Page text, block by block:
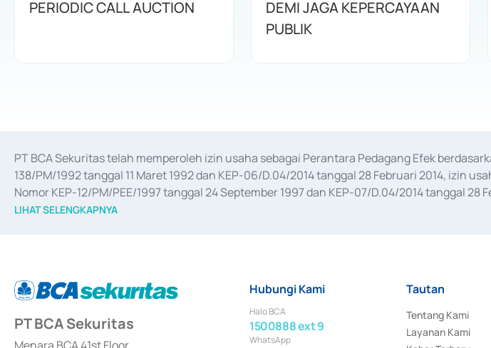
PERIODIC CALL AUCTION
DEMI JAGA KEPERCAYAAN
PUBLIK
PT BCA Sekuritas telah memperoleh izin usaha sebagai Perantara Pedagang Efek
138/PM/1992 tanggal 11 Maret 1992 dan KEP-06/D.04/2014 tanggal 28 Februari 2014, izin
Nomor KEP-12/PM/PEE/1997 tanggal 24 September 1997 dan KEP-07/D.04/2014 tanggal
merger, akuisisi, divestasi, dan
LIHAT SELENGKAPNYA
PT BCA Sekuritas
Hubungi Kami
Halo BCA
1500888 ext 9
WhatsApp
Tautan
Tentang Kami
Layanan Kami